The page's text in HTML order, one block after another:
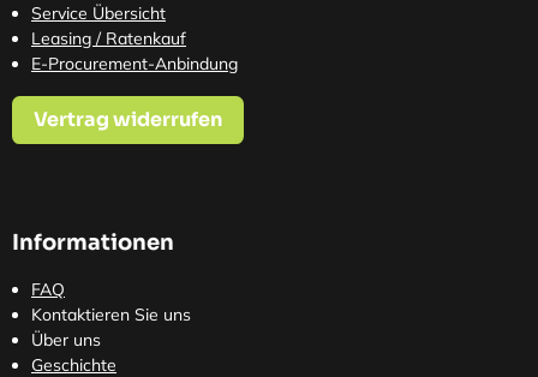
Service Übersicht
Leasing / Ratenkauf
E-Procurement-Anbindung
Vertrag widerrufen
Informationen
FAQ
Kontaktieren Sie uns
Über uns
Geschichte